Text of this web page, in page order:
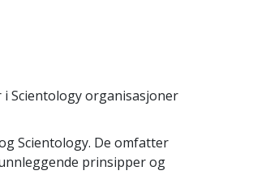
Scientology organisasjoner
Scientology. De omfatter
prinsipper og